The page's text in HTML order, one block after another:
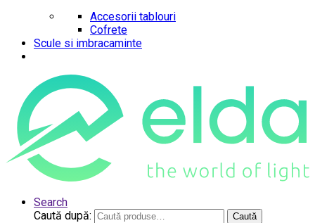
Accesorii tablouri
Cofrete
Scule si imbracaminte
Search
Caută după:
Caută